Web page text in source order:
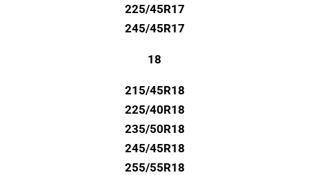
225/45R17
245/45R17
18
215/45R18
225/40R18
235/50R18
245/45R18
255/55R18